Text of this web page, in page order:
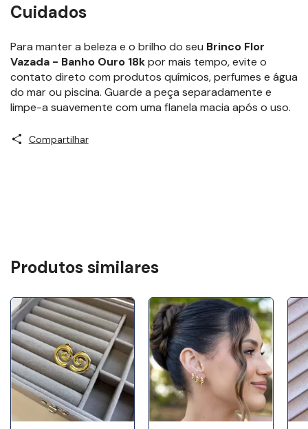
Cuidados
Para manter a beleza e o brilho do seu Brinco Flor
Vazada - Banho Ouro 18kpor mais tempo, evite o
contato direto com produtos químicos, perfumes e água
do mar ou piscina. Guarde a peça separadamente e
limpe-a suavemente com uma flanela macia após o uso.
Compartilhar
Produtos similares